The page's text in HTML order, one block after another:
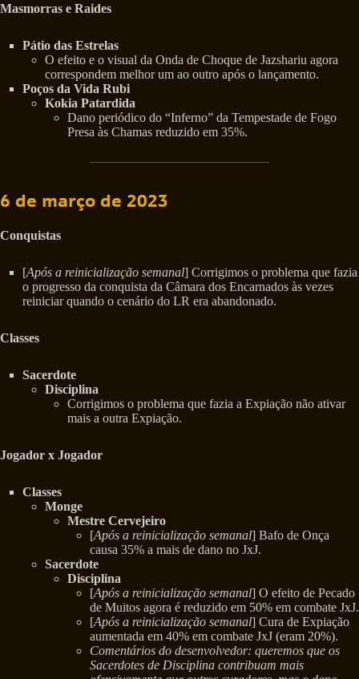
Masmorras e Raides
Pátio das Estrelas
O efeito e o visual da Onda de Choque de Jazshariu agora
correspondem melhor um ao outro após o lançamento.
Poços da Vida Rubi
Kokia Patardida
Dano periódico do “Inferno” da Tempestade de Fogo
Presa às Chamas reduzido em 35%.
6 de março de 2023
Conquistas
[Após a reinicialização semanal] Corrigimos o problema que fazia
o progresso da conquista da Câmara dos Encarnados às vezes
reiniciar quando o cenário do LR era abandonado.
Classes
Sacerdote
Disciplina
Corrigimos o problema que fazia a Expiação não ativar
mais a outra Expiação.
Jogador x Jogador
Classes
Monge
Mestre Cervejeiro
[Após a reinicialização semanal] Bafo de Onça
causa 35% a mais de dano no JxJ.
Sacerdote
Disciplina
[Após a reinicialização semanal] O efeito de Pecado
de Muitos agora é reduzido em 50% em combate JxJ.
[Após a reinicialização semanal] Cura de Expiação
aumentada em 40% em combate JxJ (eram 20%).
Comentários do desenvolvedor: queremos que os
Sacerdotes de Disciplina contribuam mais